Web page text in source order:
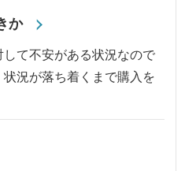
か
て不安がある状況なので
況が落ち着くまで購入を